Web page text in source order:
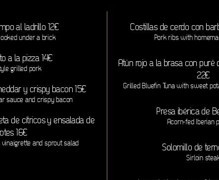
al ladrillo 12€
under a brick
a la pizza 14€
grilled pork
y crispy bacon 15€
sauce and crispy bacon
de cítricos y ensalada de
16€
and sprout salad
Costillas de cerdo con
Pork ribs with
Atún rojo a la brasa con puré
22€
Grilled Bluefin Tuna with sweet
Presa ibérica de
Acorn-fed Iberian
Solomillo de
Sirloin